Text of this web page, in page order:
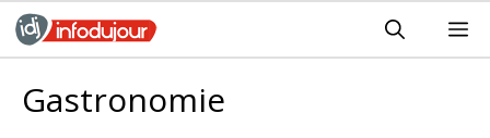
Aller
au
Gastronomie